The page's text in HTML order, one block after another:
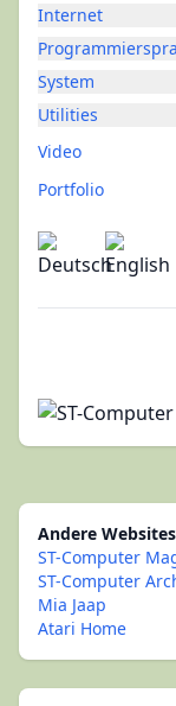
Internet
System
Utilities
Video
Portfolio
Andere Websites
ST-Computer
ST-Computer
Mia Jaap
Atari Home